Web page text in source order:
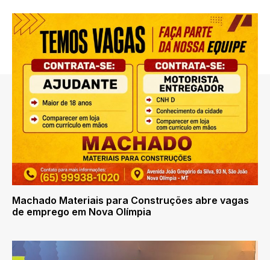
Machado Materiais para Construções abre vagas
de emprego em Nova Olímpia